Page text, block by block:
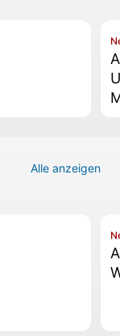
Alle anzeigen